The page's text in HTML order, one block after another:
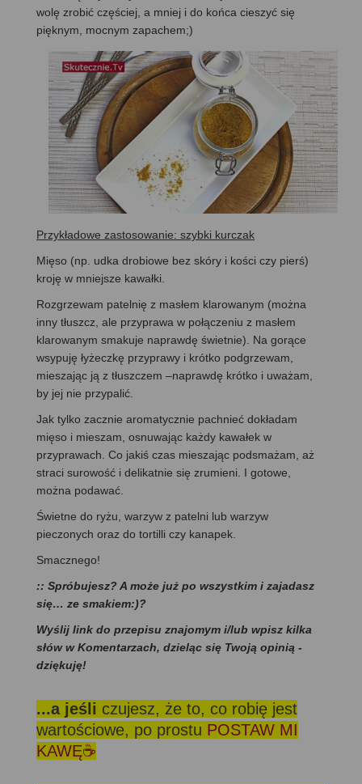
wolę zrobić częściej, a mniej i do końca cieszyć się
pięknym, mocnym zapachem;)
Przykładowe zastosowanie: szybki kurczak
Mięso (np. udka drobiowe bez skóry i kości czy pierś)
kroję w mniejsze kawałki.
Rozgrzewam patelnię z masłem klarowanym (można
inny tłuszcz, ale przyprawa w połączeniu z masłem
klarowanym smakuje naprawdę świetnie). Na gorące
wsypuję łyżeczkę przyprawy i krótko podgrzewam,
mieszając ją z tłuszczem –naprawdę krótko i uważam,
by jej nie przypalić.
Jak tylko zacznie aromatycznie pachnieć dokładam
mięso i mieszam, osnuwając każdy kawałek w
przyprawach. Co jakiś czas mieszając podsmażam, aż
straci surowość i delikatnie się zrumieni. I gotowe,
można podawać.
Świetne do ryżu, warzyw z patelni lub warzyw
pieczonych oraz do tortilli czy kanapek.
Smacznego!
:: Spróbujesz? A może już po wszystkim i zajadasz
się… ze smakiem:)?
Wyślij link do przepisu znajomym i/lub wpisz kilka
słów w Komentarzach, dzieląc się Twoją opinią -
dziękuję!
...a jeśli czujesz, że to, co robię jest
wartościowe, po prostu POSTAW MI
KAWĘ☕